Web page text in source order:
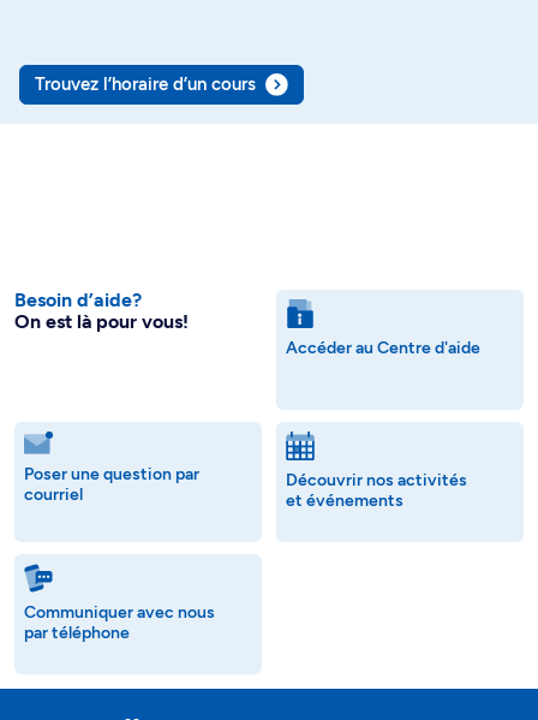
Trouvez l’horaire d’un cours
Besoin d’aide?
On est là pour vous!
Accéder au Centre d'aide
Poser une question par
courriel
Découvrir nos activités
et événements
Communiquer avec nous
par téléphone